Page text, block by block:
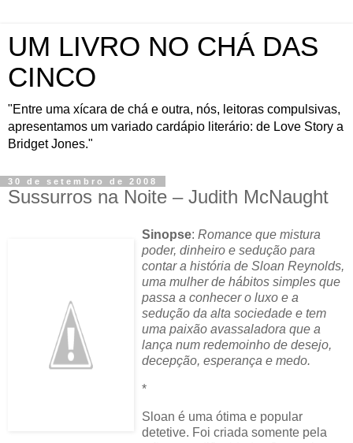
UM LIVRO NO CHÁ DAS
CINCO
"Entre uma xícara de chá e outra, nós, leitoras compulsivas,
apresentamos um variado cardápio literário: de Love Story a
Bridget Jones."
30 de setembro de 2008
Sussurros na Noite – Judith McNaught
Sinopse: Romance que mistura
poder, dinheiro e sedução para
contar a história de Sloan Reynolds,
uma mulher de hábitos simples que
passa a conhecer o luxo e a
sedução da alta sociedade e tem
uma paixão avassaladora que a
lança num redemoinho de desejo,
decepção, esperança e medo.
*
Sloan é uma ótima e popular
detetive. Foi criada somente pela